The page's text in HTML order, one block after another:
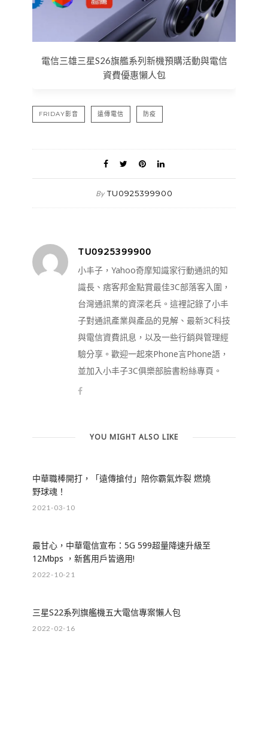
電信三雄三星S26旗艦系列新機預購活動與電信
資費優惠懶人包
FRIDAY影音 遠傳電信 防疫
By TU0925399900
TU0925399900
小丰子，Yahoo奇摩知識家行動通訊的知
識長、痞客邦金點賞最佳3C部落客入圍，
台灣通訊業的資深老兵。這裡記錄了小丰
子對通訊產業與產品的見解、最新3C科技
與電信資費訊息，以及一些行銷與管理經
驗分享。歡迎一起來Phone言Phone語，
並加入小丰子3C俱樂部臉書粉絲專頁。
YOU MIGHT ALSO LIKE
中華職棒開打，「遠傳搶付」陪你霸氣炸裂 燃燒
野球魂！
2021-03-10
最甘心，中華電信宣布：5G 599超量降速升級至
12Mbps ，新舊用戶皆適用!
2022-10-21
三星S22系列旗艦機五大電信專案懶人包
2022-02-16